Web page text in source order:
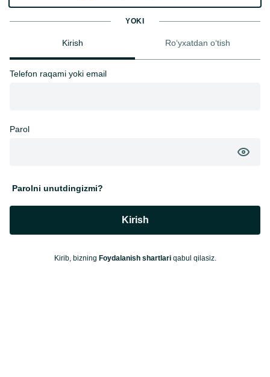
YOKI
Kirish Ro‘yxatdan o‘tish
Telefon raqami yoki email
Parol
Parolni unutdingizmi?
Kirish
Kirib, bizning Foydalanish shartlariqabul qilasiz.